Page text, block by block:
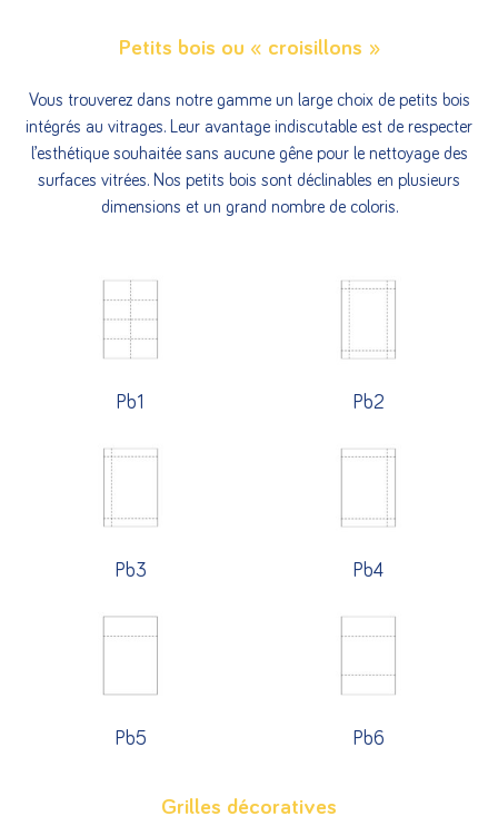
Petits bois ou « croisillons »
Vous trouverez dans notre gamme un large choix de petits bois
intégrés au vitrages. Leur avantage indiscutable est de respecter
l’esthétique souhaitée sans aucune gêne pour le nettoyage des
surfaces vitrées. Nos petits bois sont déclinables en plusieurs
dimensions et un grand nombre de coloris.
Pb1 Pb2
Pb3 Pb4
Pb5 Pb6
Grilles décoratives